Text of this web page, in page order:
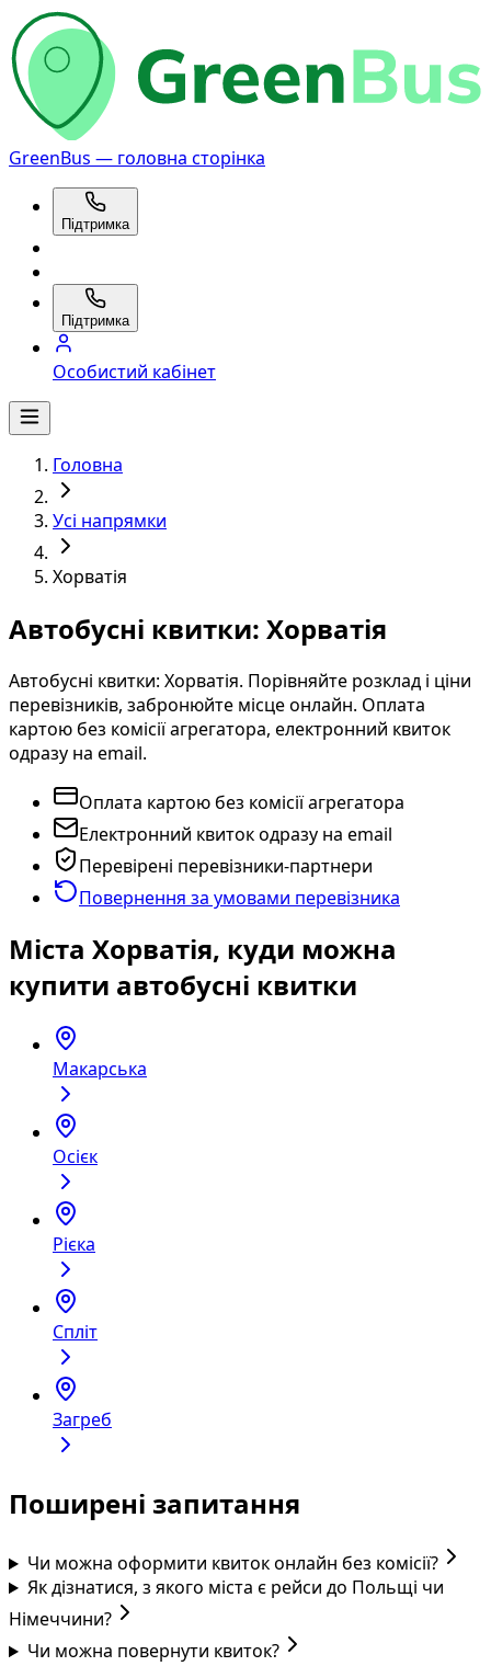
GreenBus — головна сторінка
Підтримка
Підтримка
Особистий кабінет
Головна
Усі напрямки
Хорватія
Автобусні квитки: Хорватія
Автобусні квитки: Хорватія. Порівняйте розклад і ціни
перевізників, забронюйте місце онлайн. Оплата
картою без комісії агрегатора, електронний квиток
одразу на email.
Оплата картою без комісії агрегатора
Електронний квиток одразу на email
Перевірені перевізники-партнери
Повернення за умовами перевізника
Міста Хорватія, куди можна
купити автобусні квитки
Макарська
Осієк
Рієка
Спліт
Загреб
Поширені запитання
Чи можна оформити квиток онлайн без комісії?
Як дізнатися, з якого міста є рейси до Польщі чи
Німеччини?
Чи можна повернути квиток?